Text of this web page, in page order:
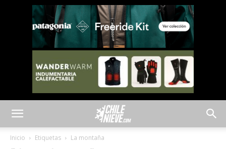
Inicio Etiquetas La montaña